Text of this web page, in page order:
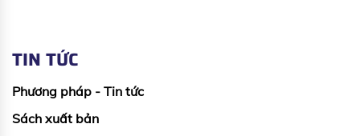
TIN TỨC
Phương pháp - Tin tức
Sách xuất bản